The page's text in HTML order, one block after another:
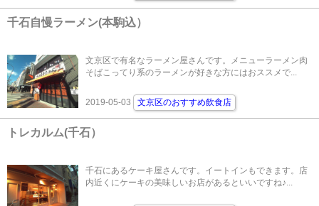
千石自慢ラーメン(本駒込）
文京区で有名なラーメン屋さんです。メニューラーメン肉
そばこってり系のラーメンが好きな方にはおススメで...
2019-05-03 文京区のおすすめ飲食店
トレカルム(千石）
千石にあるケーキ屋さんです。イートインもできます。店
内近くにケーキの美味しいお店があるといいですね♪...